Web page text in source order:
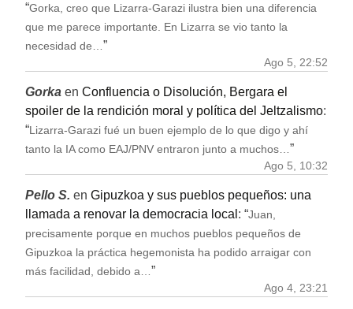
“Gorka, creo que Lizarra-Garazi ilustra bien una diferencia
que me parece importante. En Lizarra se vio tanto la
necesidad de…”
Ago 5, 22:52
Gorka en Confluencia o Disolución, Bergara el
spoiler de la rendición moral y política del Jeltzalismo:
“ Lizarra-Garazi fué un buen ejemplo de lo que digo y ahí
tanto la IA como EAJ/PNV entraron junto a muchos… ”
Ago 5, 10:32
Pello S. en Gipuzkoa y sus pueblos pequeños: una
llamada a renovar la democracia local : “Juan,
precisamente porque en muchos pueblos pequeños de
Gipuzkoa la práctica hegemonista ha podido arraigar con
más facilidad, debido a… ”
Ago 4, 23:21